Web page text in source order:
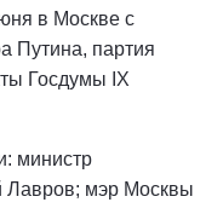
в Москве с
Путина, партия
Госдумы IX
министр
Лавров; мэр Москвы